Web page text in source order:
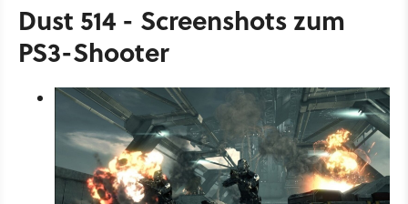
Dust 514 - Screenshots zum
PS3-Shooter